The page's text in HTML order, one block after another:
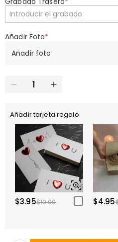
Añadir Foto*
Añadir foto
Añadir tarjeta regalo
$3.95$10.00 $4.95